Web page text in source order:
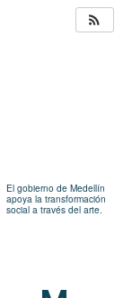
El gobierno de Medellín
apoya la transformación
social a través del arte.